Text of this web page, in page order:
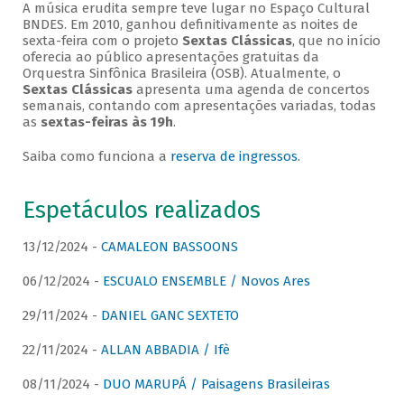
A música erudita sempre teve lugar no Espaço Cultural
BNDES. Em 2010, ganhou definitivamente as noites de
sexta-feira com o projeto Sextas Clássicas, que no início
oferecia ao público apresentações gratuitas da
Orquestra Sinfônica Brasileira (OSB). Atualmente, o
Sextas Clássicasapresenta uma agenda de concertos
semanais, contando com apresentações variadas, todas
as sextas-feiras às 19h.
Saiba como funciona a reserva de ingressos.
Espetáculos realizados
13/12/2024 - CAMALEON BASSOONS
06/12/2024 - ESCUALO ENSEMBLE / Novos Ares
29/11/2024 - DANIEL GANC SEXTETO
22/11/2024 - ALLAN ABBADIA / Ifè
08/11/2024 - DUO MARUPÁ / Paisagens Brasileiras